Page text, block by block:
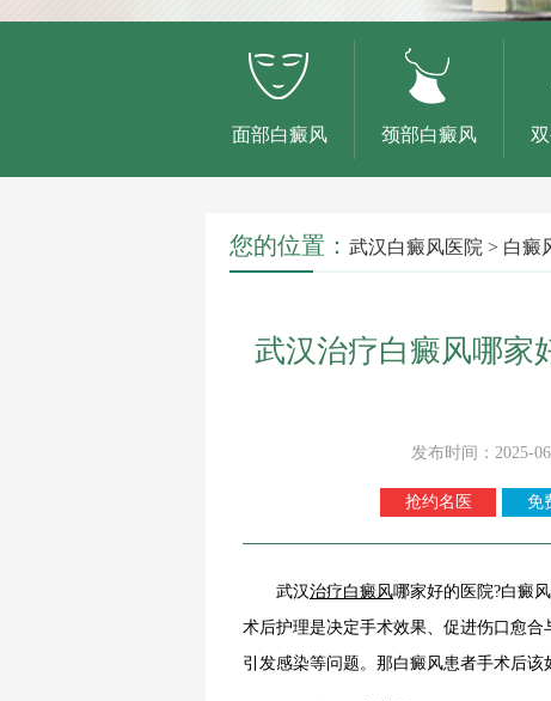
面部白癜风 颈部白癜风
您的位置： 武汉白癜风医院 > 白癜
武汉治疗白癜风哪家
发布时间：2025-
抢约名医 免
武汉治疗白癜风哪家好的医院?白癜
术后护理是决定手术效果、促进伤口愈
引发感染等问题。那白癜风患者手术后该